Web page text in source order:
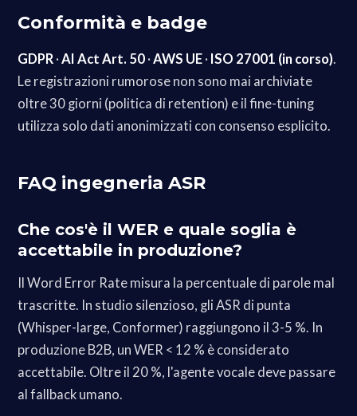
Conformità e badge
GDPR ·AI Act Art. 50 ·AWS UE · ISO 27001 (in corso).
Le registrazioni rumorose non sono mai archiviate
oltre 30 giorni (politica di retention) e il fine-tuning
utilizza solo dati anonimizzati con consenso esplicito.
FAQ ingegneria ASR
Che cos'è il WER e quale soglia è
accettabile in produzione?
Il Word Error Rate misura la percentuale di parole mal
trascritte. In studio silenzioso, gli ASR di punta
(Whisper-large, Conformer) raggiungono il 3-5 %. In
produzione B2B, un WER < 12 % è considerato
accettabile. Oltre il 20 %, l'agente vocale deve passare
al fallback umano.